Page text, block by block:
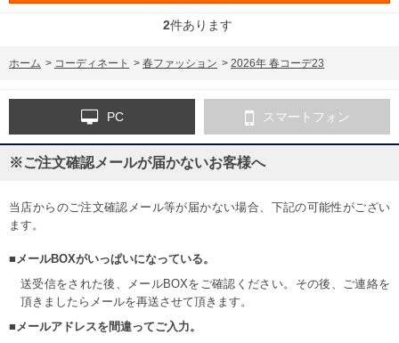
2件あります
ホーム > コーディネート > 春ファッション > 2026年 春コーデ23
PC スマートフォン
※ご注文確認メールが届かないお客様へ
当店からのご注文確認メール等が届かない場合、下記の可能性がござい
ます。
■メールBOXがいっぱいになっている。
送受信をされた後、メールBOXをご確認ください。その後、ご連絡を
頂きましたらメールを再送させて頂きます。
■メールアドレスを間違ってご入力。